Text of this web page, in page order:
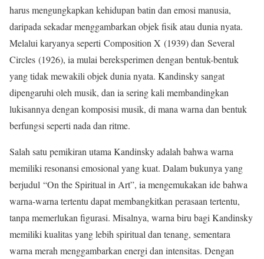
harus mengungkapkan kehidupan batin dan emosi manusia,
daripada sekadar menggambarkan objek fisik atau dunia nyata.
Melalui karyanya seperti Composition X (1939) dan Several
Circles (1926), ia mulai bereksperimen dengan bentuk-bentuk
yang tidak mewakili objek dunia nyata. Kandinsky sangat
dipengaruhi oleh musik, dan ia sering kali membandingkan
lukisannya dengan komposisi musik, di mana warna dan bentuk
berfungsi seperti nada dan ritme.
Salah satu pemikiran utama Kandinsky adalah bahwa warna
memiliki resonansi emosional yang kuat. Dalam bukunya yang
berjudul “On the Spiritual in Art”, ia mengemukakan ide bahwa
warna-warna tertentu dapat membangkitkan perasaan tertentu,
tanpa memerlukan figurasi. Misalnya, warna biru bagi Kandinsky
memiliki kualitas yang lebih spiritual dan tenang, sementara
warna merah menggambarkan energi dan intensitas. Dengan